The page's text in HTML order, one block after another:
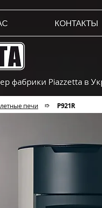
КОНТАКТЫ
фабрики Piazzetta в
печи P921R
➱